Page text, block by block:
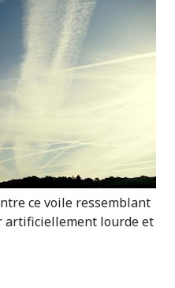
ce voile ressemblant
artificiellement lourde et